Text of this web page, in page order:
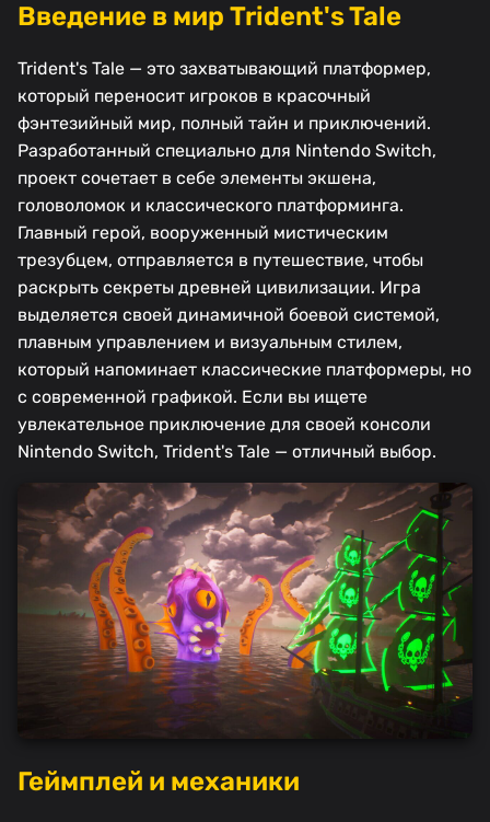
Введение в мир Trident's Tale
Trident's Tale — это захватывающий платформер,
который переносит игроков в красочный
фэнтезийный мир, полный тайн и приключений.
Разработанный специально для Nintendo Switch,
проект сочетает в себе элементы экшена,
головоломок и классического платформинга.
Главный герой, вооруженный мистическим
трезубцем, отправляется в путешествие, чтобы
раскрыть секреты древней цивилизации. Игра
выделяется своей динамичной боевой системой,
плавным управлением и визуальным стилем,
который напоминает классические платформеры, но
с современной графикой. Если вы ищете
увлекательное приключение для своей консоли
Nintendo Switch, Trident's Tale — отличный выбор.
Геймплей и механики